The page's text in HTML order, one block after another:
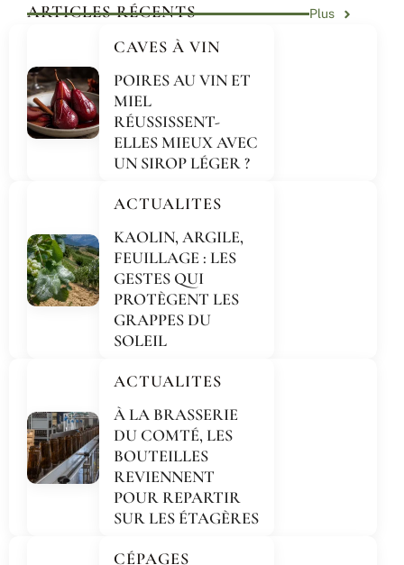
ARTICLES RÉCENTS Plus
CAVES À VIN
POIRES AU VIN ET
MIEL
RÉUSSISSENT-
ELLES MIEUX AVEC
UN SIROP LÉGER ?
ACTUALITES
KAOLIN, ARGILE,
FEUILLAGE : LES
GESTES QUI
PROTÈGENT LES
GRAPPES DU
SOLEIL
ACTUALITES
À LA BRASSERIE
DU COMTÉ, LES
BOUTEILLES
REVIENNENT
POUR REPARTIR
SUR LES ÉTAGÈRES
CÉPAGES